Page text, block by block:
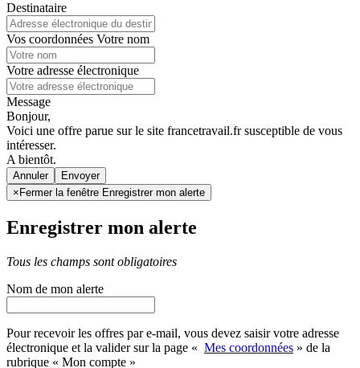
Destinataire
Vos coordonnées Votre nom
Votre adresse électronique
Message
Bonjour,
Voici une offre parue sur le site francetravail.fr susceptible de vous
intéresser.
A bientôt.
Annuler
× Fermer la fenêtre Enregistrer mon alerte
Enregistrer mon alerte
Tous les champs sont obligatoires
Nom de mon alerte
Pour recevoir les offres par e-mail, vous devez saisir votre adresse
électronique et la valider sur la page « Mes coordonnées » de la
rubrique « Mon compte »